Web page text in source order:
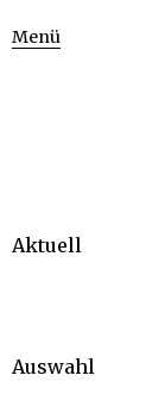
Menü
Aktuell
Auswahl